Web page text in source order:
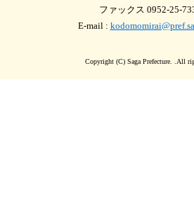
ファックス 0952-25-
E-mail :
Copyright (C) Saga Prefecture. .All